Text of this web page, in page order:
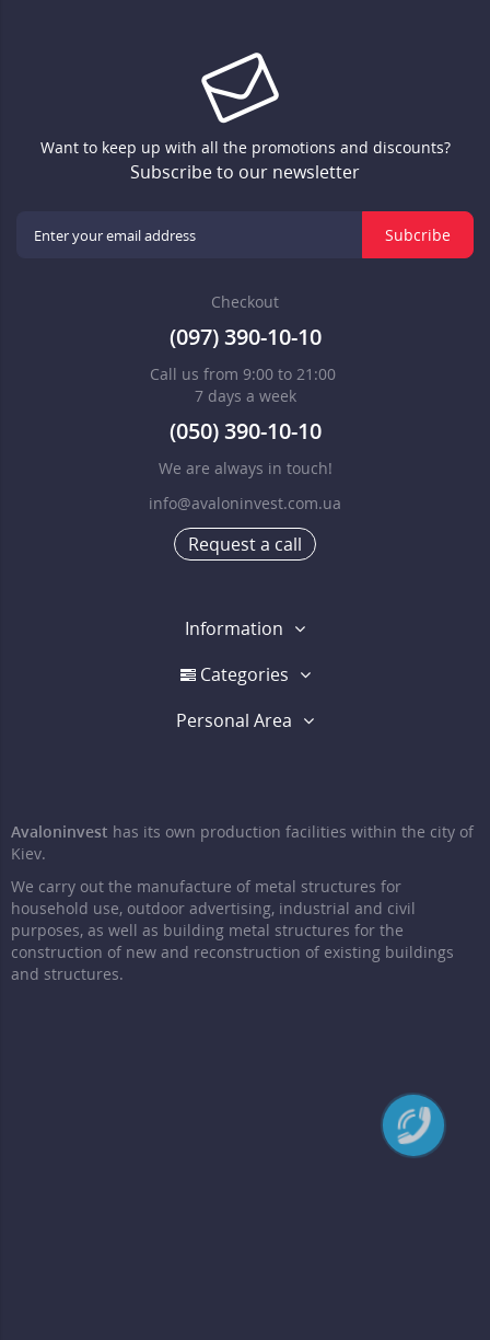
Want to keep up with all the promotions and discounts?
Subscribe to our newsletter
Subcribe
Checkout
(097) 390-10-10
Call us from 9:00 to 21:00
7 days a week
(050) 390-10-10
We are always in touch!
info@avaloninvest.com.ua
Request a call
Information
Categories
Personal Area
Avaloninvest has its own production facilities within the city of
Kiev.
We carry out the manufacture of metal structures for
household use, outdoor advertising, industrial and civil
purposes, as well as building metal structures for the
construction of new and reconstruction of existing buildings
and structures.